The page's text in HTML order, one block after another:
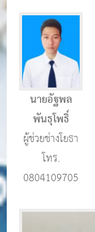
นายอัฐพล
พันธุโพธิ์
ผู้ช่วยช่างโยธา
โทร.
0804109705